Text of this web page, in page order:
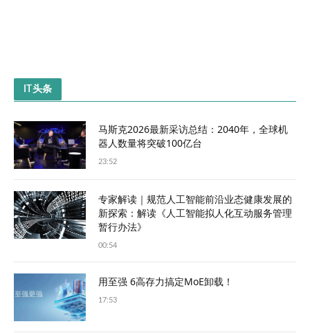
IT头条
马斯克2026最新采访总结：2040年，全球机
器人数量将突破100亿台
23:52
专家解读｜规范人工智能前沿业态健康发展的
新探索：解读《人工智能拟人化互动服务管理
暂行办法》
00:54
用至强 6高存力搞定MoE卸载！
17:53